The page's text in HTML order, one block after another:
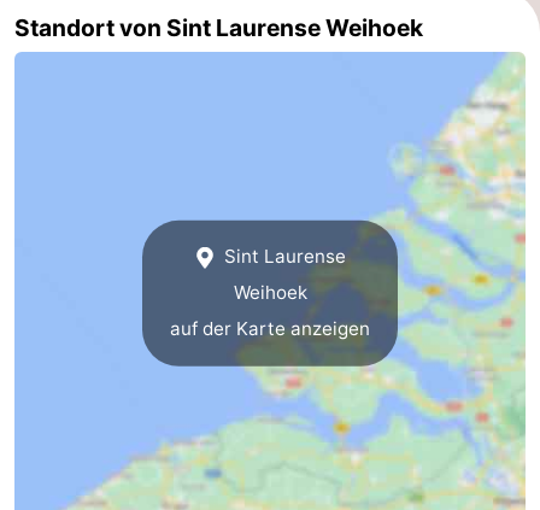
Zierikzee
-
Standort von Sint Laurense Weihoek
Sint Laurense
Weihoek
auf der Karte anzeigen